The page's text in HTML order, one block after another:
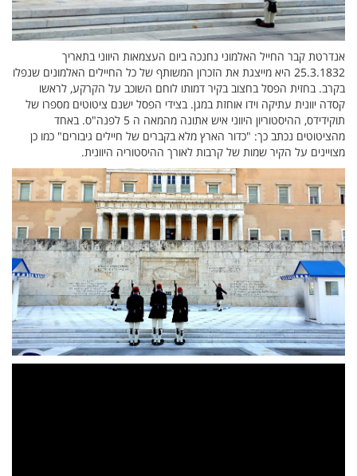
אנדרטת קבר החייל האלמוני נחנכה ביום העצמאות היווני בתאריך
25.3.1832 היא מייצגת את הזכרון המשותף של כל החיילים האלמונים שנפלו
בקרב. בחזית הפסל בחצוב בקיר דמותו לוחם השוכב על הקרקע, לראשו
קסדה יוונית עתיקה וידו אוחזת במגן. בצידי הפסל ישנם ציטוטים מספרו של
תוקידידס, ההיסטוריון היווני איש אתונה מהמאה ה 5 לפנה"ס. באחד
מהציטוטים נכתב כך: "כדור הארץ מלא בקברים של חיילים גיבורים" כמו כן
מצויינים על הקיר שמות של קרבות לאורך ההיסטוריה היוונית.